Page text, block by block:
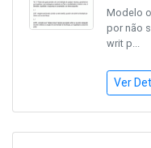
Modelo
por não
writ p...
Ver